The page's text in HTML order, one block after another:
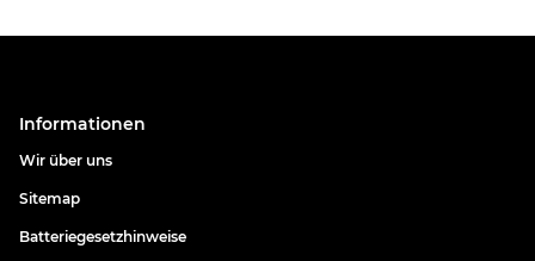
Informationen
Wir über uns
Sitemap
Batteriegesetzhinweise